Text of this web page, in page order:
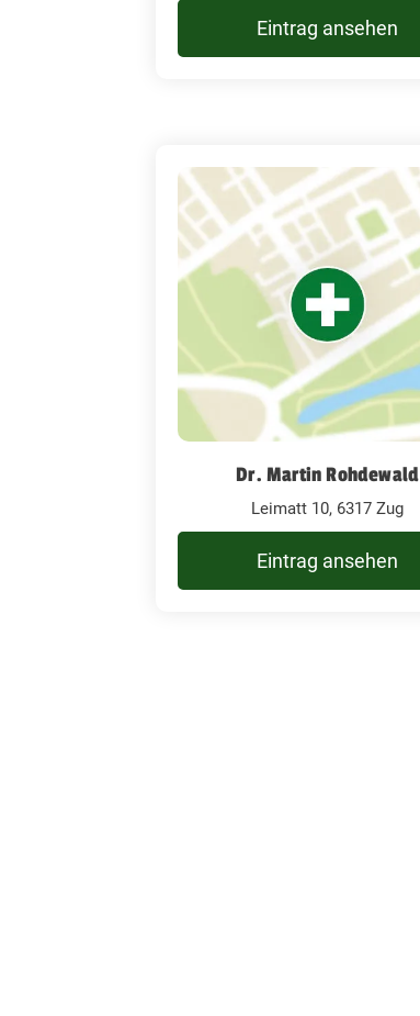
Eintrag ansehen
Dr. Martin Rohdewald
Leimatt 10, 6317 Zug
Eintrag ansehen